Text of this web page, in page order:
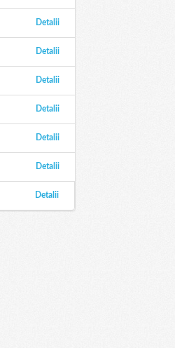
Detalii
Detalii
Detalii
Detalii
Detalii
Detalii
Detalii